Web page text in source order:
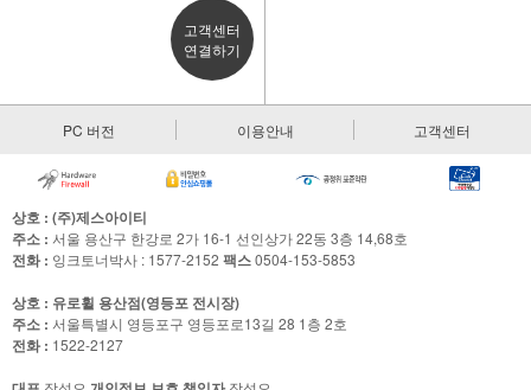
고객센터
연결하기
PC 버전 이용안내 고객센터
상호 : (주)제스아이티
주소 : 서울 용산구 한강로 2가 16-1 선인상가 22동 3층 14,68호
전화 : 잉크토너박사 : 1577-2152 팩스0504-153-5853
상호 : 유로휠 용산점(영등포 전시장)
주소 : 서울특별시 영등포구 영등포로13길 28 1층 2호
전화 : 1522-2127